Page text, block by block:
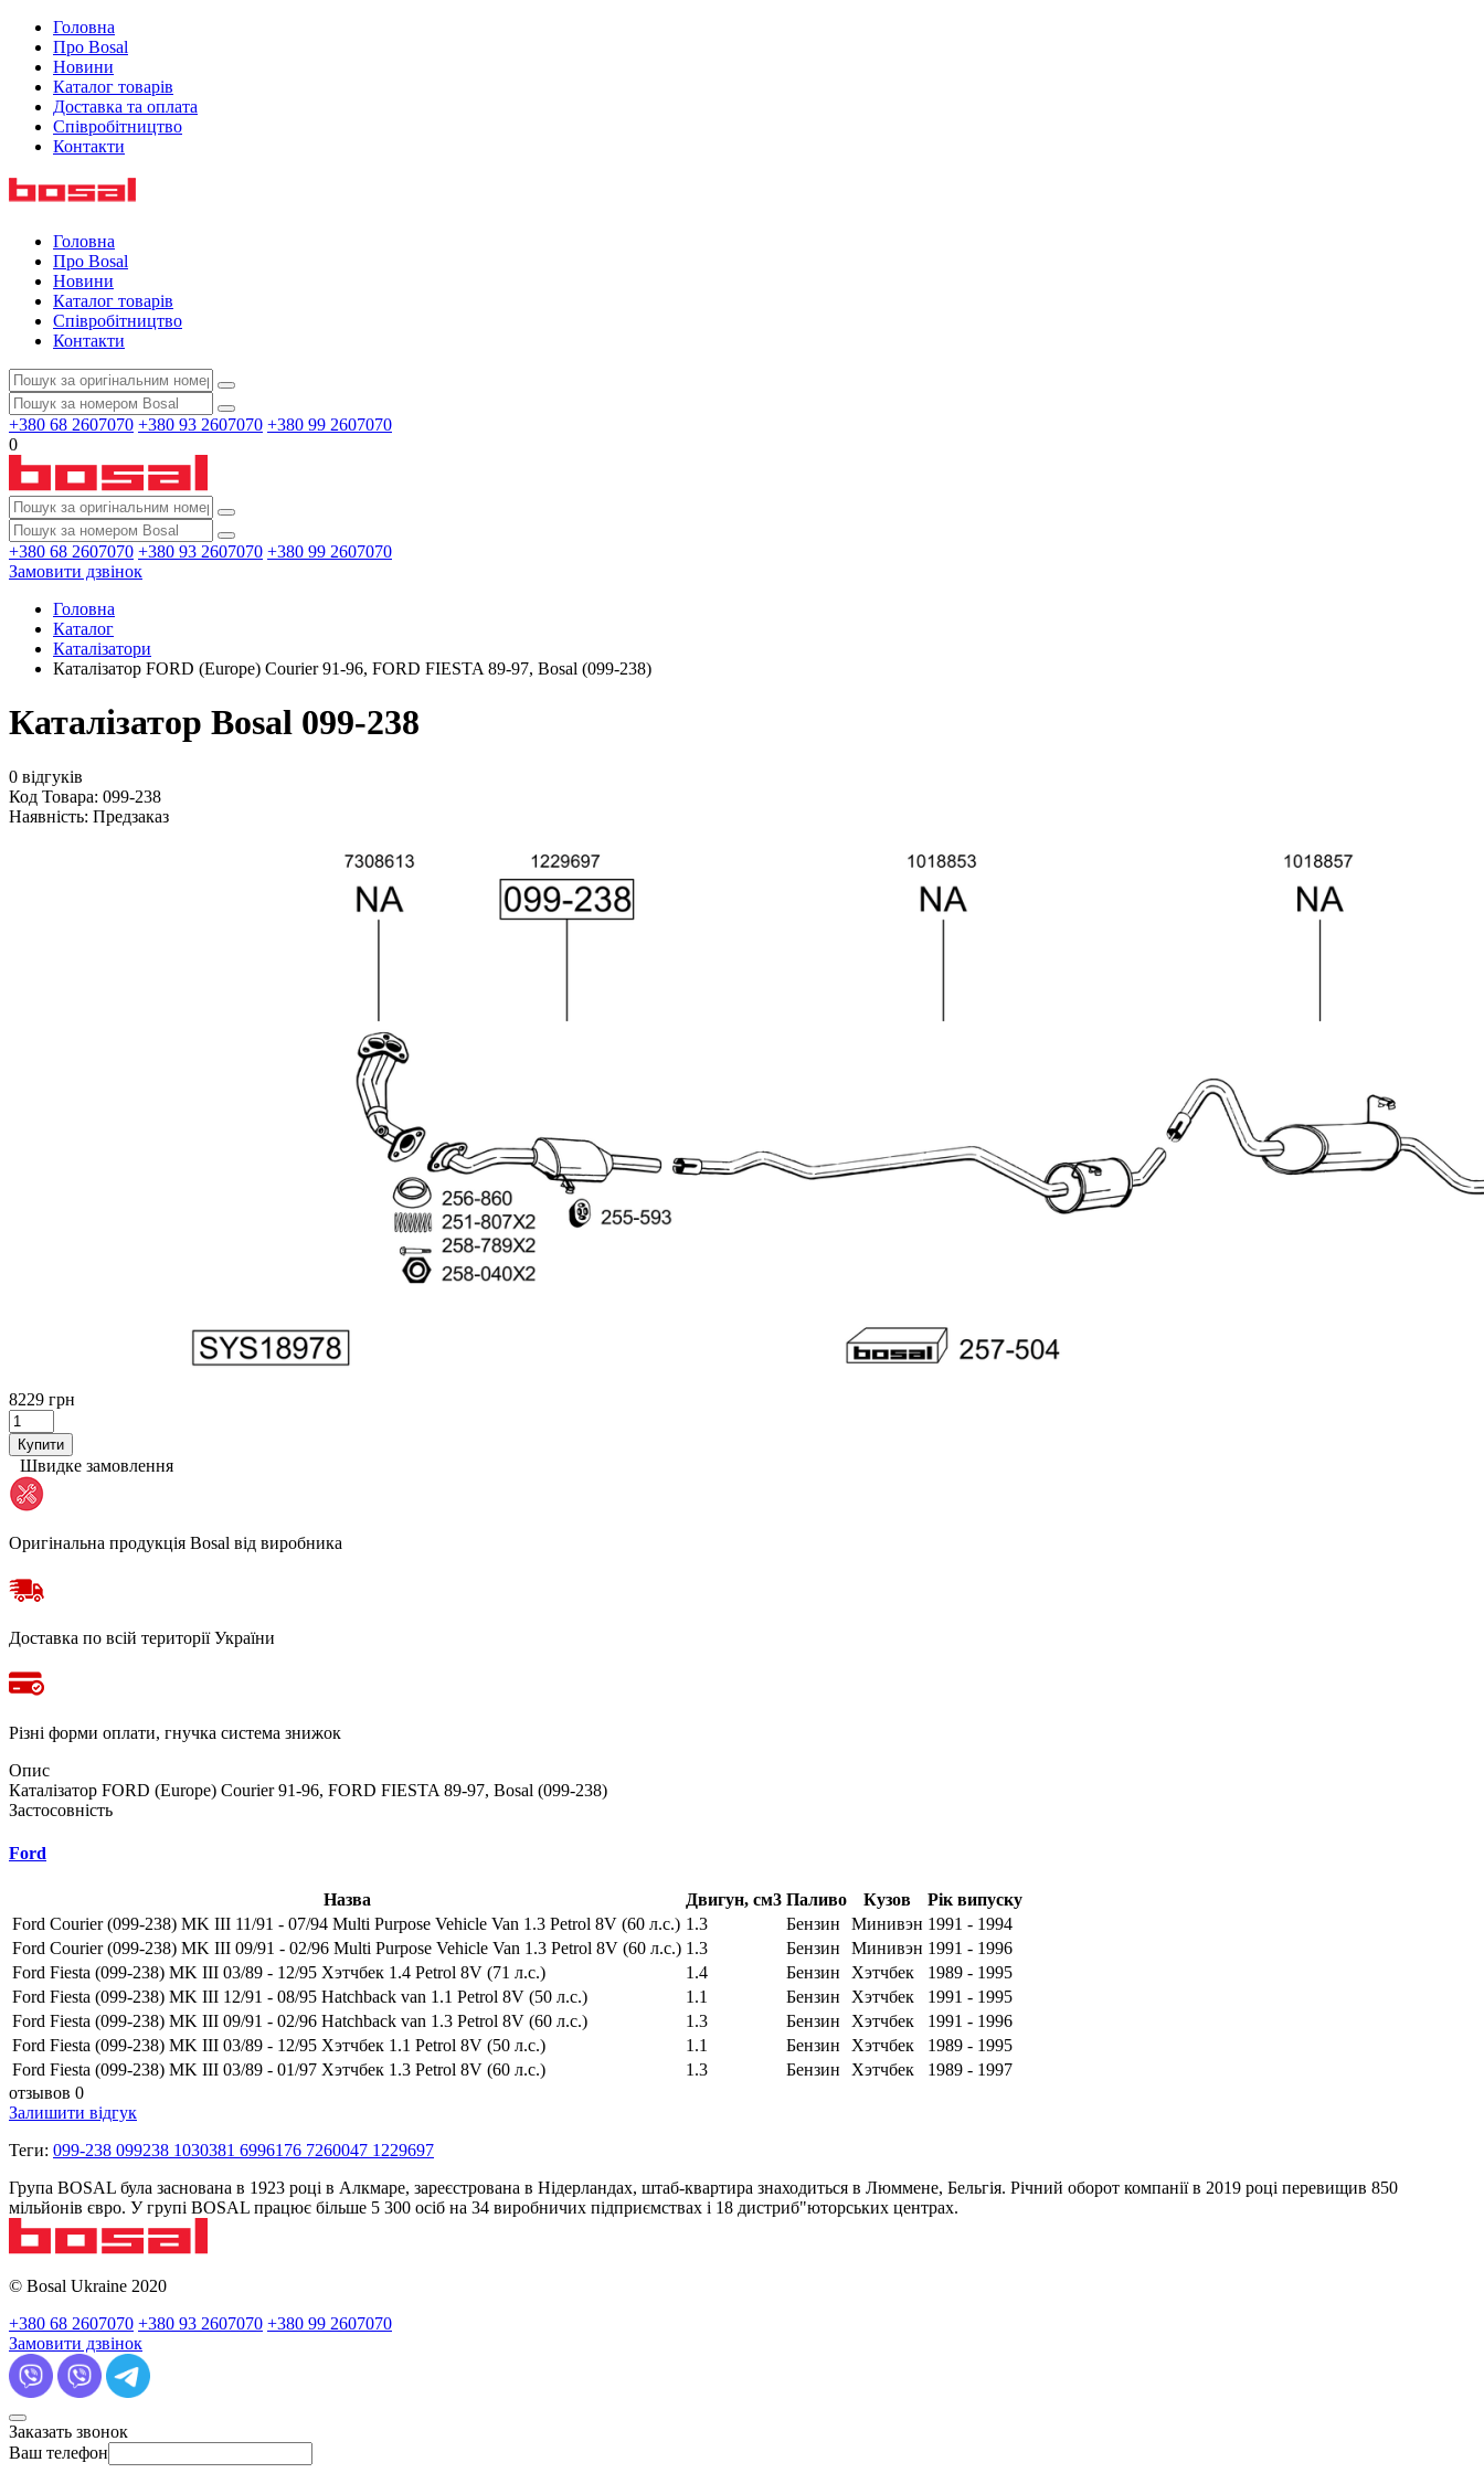
Головна
Про Bosal
Новини
Каталог товарів
Доставка та оплата
Співробітництво
Контакти
Головна
Про Bosal
Новини
Каталог товарів
Співробітництво
Контакти
+380 68 2607070 +380 93 2607070 +380 99 2607070
0
+380 68 2607070 +380 93 2607070 +380 99 2607070
Замовити дзвінок
Головна
Каталог
Каталізатори
Каталізатор FORD (Europe) Courier 91-96, FORD FIESTA 89-97, Bosal (099-238)
Каталізатор Bosal 099-238
0 відгуків
Код Товара: 099-238
Наявність: Предзаказ
8229 грн
Купити
Швидке замовлення
Оригінальна продукція Bosal від виробника
Доставка по всій території України
Різні форми оплати, гнучка система знижок
Опис
Каталізатор FORD (Europe) Courier 91-96, FORD FIESTA 89-97, Bosal (099-238)
Застосовність
Ford
Назва Двигун, см3 Паливо Кузов
Рік випуску
Ford Courier (099-238) MK III 11/91 - 07/94 Multi Purpose Vehicle Van 1.3 Petrol 8V (60 л.с.) 1.3 Бензин Минивэн 1991 - 1994
Ford Courier (099-238) MK III 09/91 - 02/96 Multi Purpose Vehicle Van 1.3 Petrol 8V (60 л.с.) 1.3 Бензин Минивэн 1991 - 1996
Ford Fiesta (099-238) MK III 03/89 - 12/95 Хэтчбек 1.4 Petrol 8V (71 л.с.)
1.4 Бензин Хэтчбек
1989 - 1995
Ford Fiesta (099-238) MK III 12/91 - 08/95 Hatchback van 1.1 Petrol 8V (50 л.с.)
1.1 Бензин Хэтчбек
1991 - 1995
Ford Fiesta (099-238) MK III 09/91 - 02/96 Hatchback van 1.3 Petrol 8V (60 л.с.)
1.3 Бензин Хэтчбек
1991 - 1996
Ford Fiesta (099-238) MK III 03/89 - 12/95 Хэтчбек 1.1 Petrol 8V (50 л.с.)
1.1 Бензин Хэтчбек
1989 - 1995
Ford Fiesta (099-238) MK III 03/89 - 01/97 Хэтчбек 1.3 Petrol 8V (60 л.с.)
1.3 Бензин Хэтчбек
1989 - 1997
отзывов 0
Залишити відгук
Теги: 099-238 099238 1030381 6996176 7260047 1229697
Група BOSAL була заснована в 1923 році в Алкмаре, зареєстрована в Нідерландах, штаб-квартира знаходиться в Люммене, Бельгія. Річний оборот компанії в 2019 році перевищив 850
мільйонів євро. У групі BOSAL працює більше 5 300 осіб на 34 виробничих підприємствах і 18 дистриб"юторських центрах.
© Bosal Ukraine 2020
+380 68 2607070 +380 93 2607070 +380 99 2607070
Замовити дзвінок
Заказать звонок
Ваш телефон